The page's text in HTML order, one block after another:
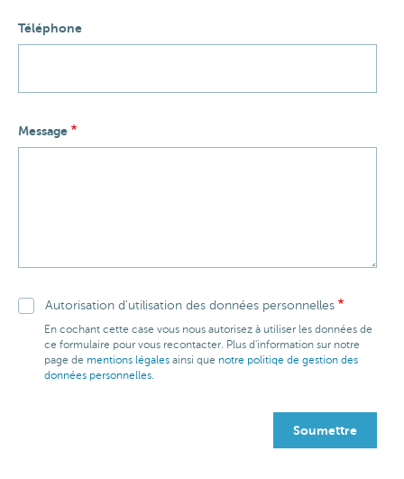
Téléphone
Message
Autorisation d'utilisation des données personnelles
En cochant cette case vous nous autorisez à utiliser les données de
ce formulaire pour vous recontacter. Plus d'information sur notre
page de mentions légalesainsi que notre politiqe de gestion des
données personnelles.